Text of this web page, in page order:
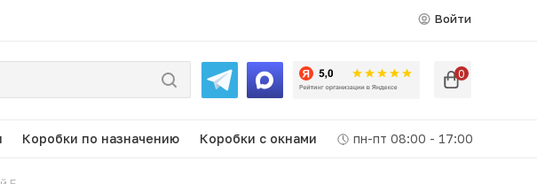
0
Коробки по назначению Коробки c окнами пн-пт 08:00 - 17:00
Войти